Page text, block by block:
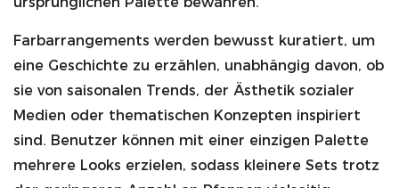
Farbarrangements werden bewusst kuratiert, um
eine Geschichte zu erzählen, unabhängig davon, ob
sie von saisonalen Trends, der Ästhetik sozialer
Medien oder thematischen Konzepten inspiriert
sind. Benutzer können mit einer einzigen Palette
mehrere Looks erzielen, sodass kleinere Sets trotz